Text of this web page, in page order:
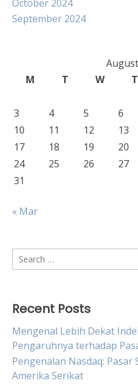
October 2024
September 2024
M
T W T
3
4 5 6
10
11 12 13
17
18 19 20
24
25 26 27
31
« Mar
Search
for:
Recent Posts
Mengenal Lebih Dekat
Pengaruhnya terhadap
Pengenalan Nasdaq: Pasar
Amerika Serikat